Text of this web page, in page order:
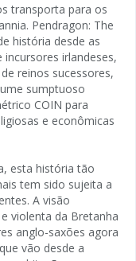
transporta para os
Pendragon: The
história desde as
irlandeses,
reinos sucessores,
sumptuoso
COIN para
e econômicas
esta história tão
tem sido sujeita a
A visão
violenta da Bretanha
anglo-saxões agora
vão desde a